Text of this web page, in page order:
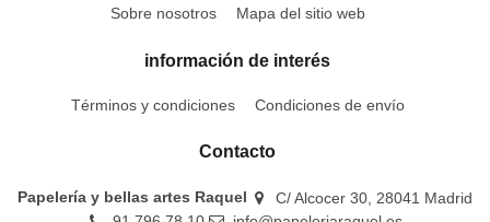
Sobre nosotros
Mapa del sitio web
información de interés
Términos y condiciones Condiciones de envío
Contacto
Papelería y bellas artes Raquel
C/ Alcocer 30, 28041 Madrid